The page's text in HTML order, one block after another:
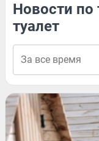
Новости по
туалет